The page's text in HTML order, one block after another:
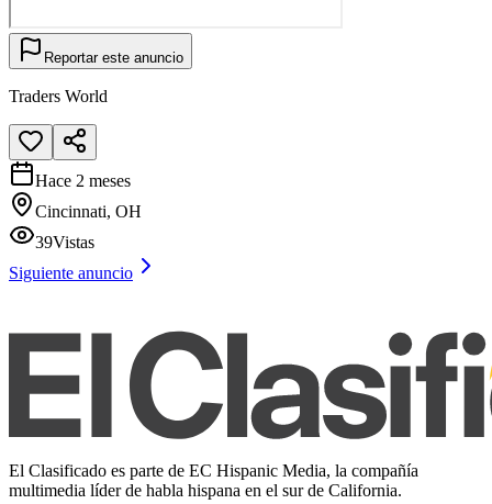
Reportar este anuncio
Traders World
Hace 2 meses
Cincinnati, OH
39Vistas
Siguiente anuncio
El Clasificado es parte de EC Hispanic Media, la compañía
multimedia líder de habla hispana en el sur de California.